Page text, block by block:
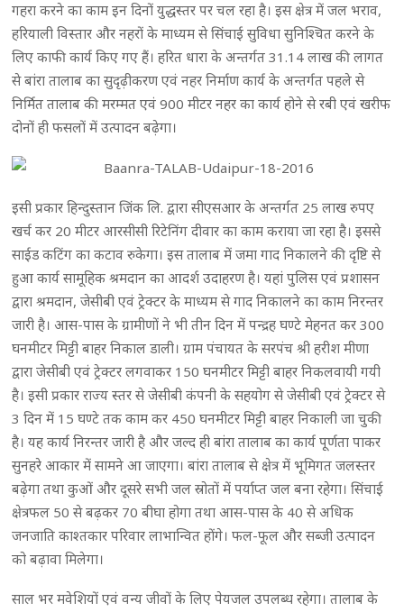
गहरा करने का काम इन दिनों युद्धस्तर पर चल रहा है। इस क्षेत्र में जल भराव,
हरियाली विस्तार और नहरों के माध्यम से सिंचाई सुविधा सुनिश्चित करने के
लिए काफी कार्य किए गए हैं। हरित धारा के अन्तर्गत 31.14 लाख की लागत
से बांरा तालाब का सुदृढ़ीकरण एवं नहर निर्माण कार्य के अन्तर्गत पहले से
निर्मित तालाब की मरम्मत एवं 900 मीटर नहर का कार्य होने से रबी एवं खरीफ
दोनों ही फसलों में उत्पादन बढ़ेगा।
इसी प्रकार हिन्दुस्तान जिंक लि. द्वारा सीएसआर के अन्तर्गत 25 लाख रुपए
खर्च कर 20 मीटर आरसीसी रिटेनिंग दीवार का काम कराया जा रहा है। इससे
साईड कटिंग का कटाव रुकेगा। इस तालाब में जमा गाद निकालने की दृष्टि से
हुआ कार्य सामूहिक श्रमदान का आदर्श उदाहरण है। यहां पुलिस एवं प्रशासन
द्वारा श्रमदान, जेसीबी एवं ट्रेक्टर के माध्यम से गाद निकालने का काम निरन्तर
जारी है। आस-पास के ग्रामीणों ने भी तीन दिन में पन्द्रह घण्टे मेहनत कर 300
घनमीटर मिट्टी बाहर निकाल डाली। ग्राम पंचायत के सरपंच श्री हरीश मीणा
द्वारा जेसीबी एवं ट्रेक्टर लगवाकर 150 घनमीटर मिट्टी बाहर निकलवायी गयी
है। इसी प्रकार राज्य स्तर से जेसीबी कंपनी के सहयोग से जेसीबी एवं ट्रेक्टर से
3 दिन में 15 घण्टे तक काम कर 450 घनमीटर मिट्टी बाहर निकाली जा चुकी
है। यह कार्य निरन्तर जारी है और जल्द ही बांरा तालाब का कार्य पूर्णता पाकर
सुनहरे आकार में सामने आ जाएगा। बांरा तालाब से क्षेत्र में भूमिगत जलस्तर
बढ़ेगा तथा कुओं और दूसरे सभी जल स्रोतों में पर्याप्त जल बना रहेगा। सिंचाई
क्षेत्रफल 50 से बढ़कर 70 बीघा होगा तथा आस-पास के 40 से अधिक
जनजाति काश्तकार परिवार लाभान्वित होंगे। फल-फूल और सब्जी उत्पादन
को बढ़ावा मिलेगा।
साल भर मवेशियों एवं वन्य जीवों के लिए पेयजल उपलब्ध रहेगा। तालाब के